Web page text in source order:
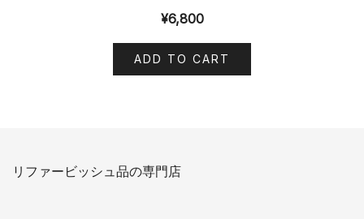
¥6,800
ADD TO CART
リファービッシュ品の専門店